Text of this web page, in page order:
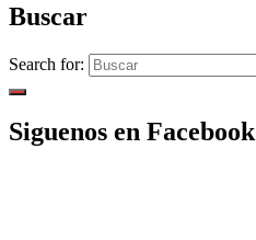
Buscar
Search for:
Siguenos en Facebook